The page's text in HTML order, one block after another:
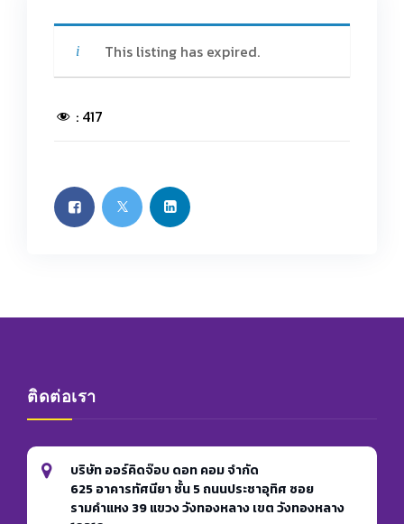
This listing has expired.
: 417
ติดต่อเรา
บริษัท ออร์คิดจ๊อบ ดอท คอม จำกัด
625 อาคารทัศนียา ชั้น 5 ถนนประชาอุทิศ ซอย
รามคำแหง 39 แขวง วังทองหลาง เขต วังทองหลาง